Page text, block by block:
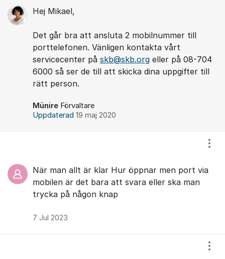
Hej Mikael,
Det går bra att ansluta 2 mobilnummer till
porttelefonen. Vänligen kontakta vårt
servicecenter på skb@skb.org eller på 08-704
6000 så ser de till att skicka dina uppgifter till
rätt person.
Münire Förvaltare
Uppdaterad 19 maj 2020
När man allt är klar Hur öppnar men port via
mobilen är det bara att svara eller ska man
trycka på någon knap
7 Jul 2023